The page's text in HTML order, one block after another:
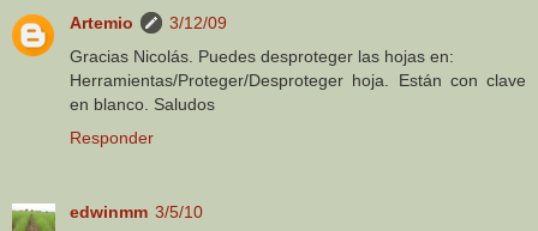
Artemio
3/12/09
Gracias Nicolás. Puedes desproteger las hojas en:
Herramientas/Proteger/Desproteger hoja. Están con clave
en blanco. Saludos
Responder
edwinmm 3/5/10